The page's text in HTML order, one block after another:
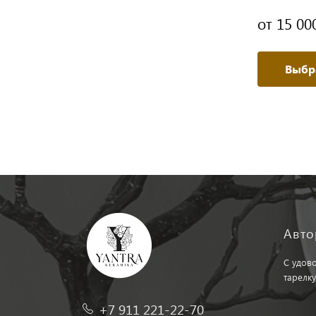
от 15
+7 911 221-22-70
С
тарелку